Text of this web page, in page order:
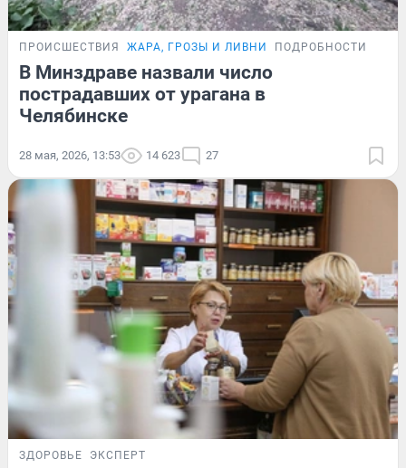
ПРОИСШЕСТВИЯ ЖАРА, ГРОЗЫ И ЛИВНИ ПОДРОБНОСТИ
В Минздраве назвали число
пострадавших от урагана в
Челябинске
28 мая, 2026, 13:53 14 623 27
ЗДОРОВЬЕ ЭКСПЕРТ